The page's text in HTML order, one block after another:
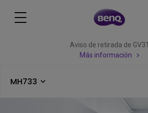
Aviso de retirada de GV31
Más información
MH733